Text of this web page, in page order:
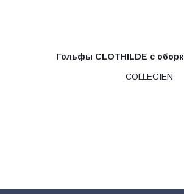
Гольфы CLOTHILDE с
COLLEGIEN